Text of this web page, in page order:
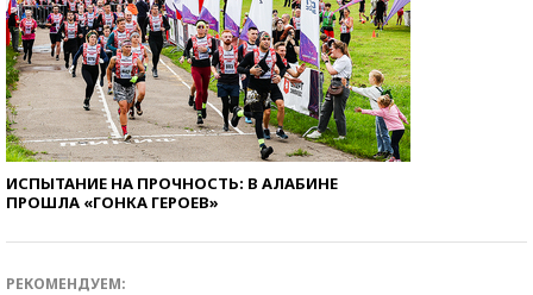
ИСПЫТАНИЕ НА ПРОЧНОСТЬ: В АЛАБИНЕ
ПРОШЛА «ГОНКА ГЕРОЕВ»
РЕКОМЕНДУЕМ: